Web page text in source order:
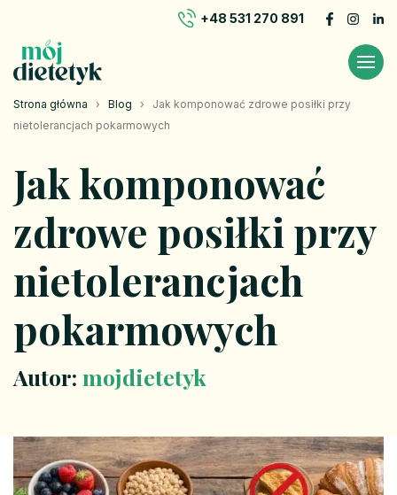
+48 531 270 891
Strona główna › Blog › Jak komponować zdrowe posiłki przy
nietolerancjach pokarmowych
Jak komponować
zdrowe posiłki przy
nietolerancjach
pokarmowych
Autor: mojdietetyk